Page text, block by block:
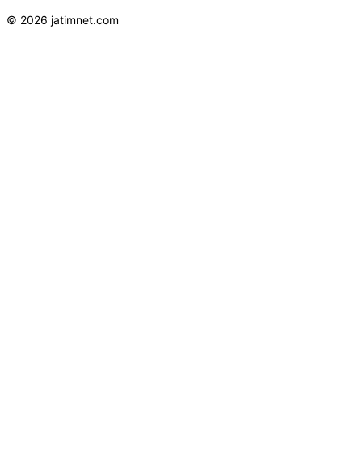
© 2026 jatimnet.com